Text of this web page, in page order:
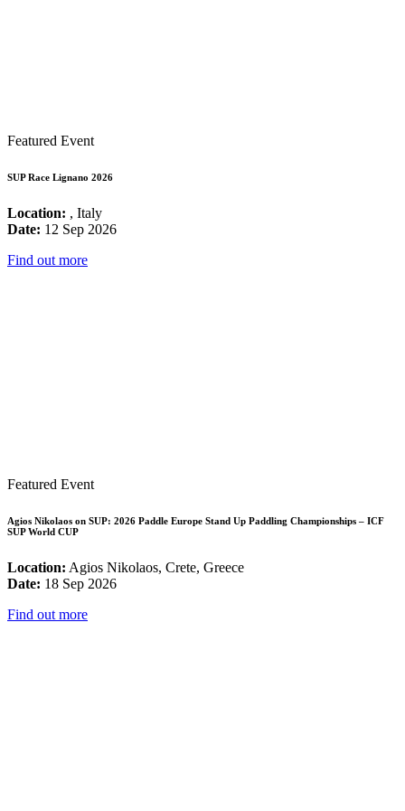
Featured Event
SUP Race Lignano 2026
Location: , Italy
Date: 12 Sep 2026
Find out more
Featured Event
Agios Nikolaos on SUP: 2026 Paddle Europe Stand Up Paddling Championships – ICF
SUP World CUP
Location: Agios Nikolaos, Crete, Greece
Date: 18 Sep 2026
Find out more